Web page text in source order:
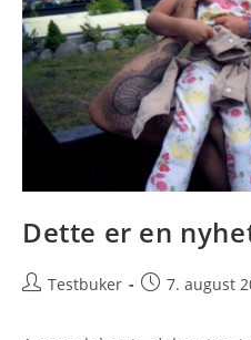
Dette er en
PostTestbuker
Post7. august